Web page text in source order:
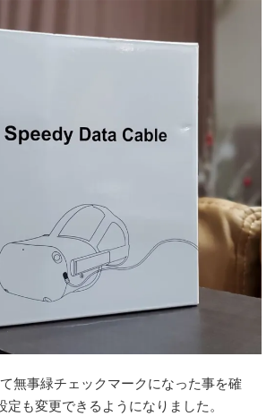
無事緑チェックマークになった事を確
も変更できるようになりました。